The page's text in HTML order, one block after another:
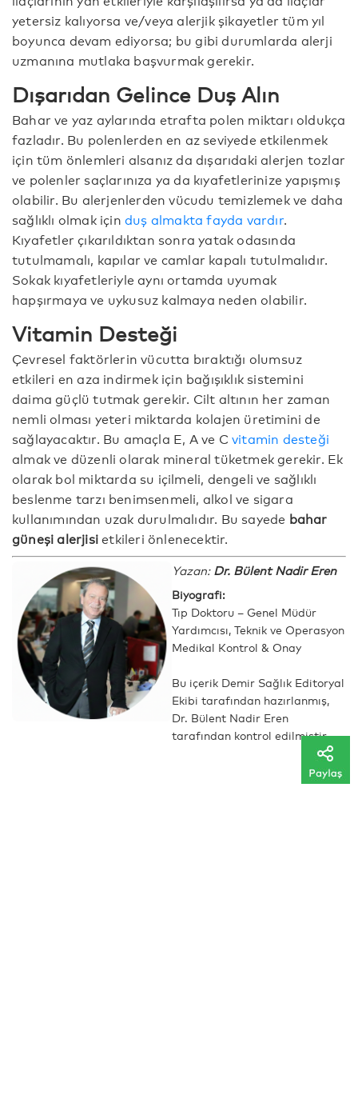
yetersiz kalıyorsa ve/veya alerjik şikayetler tüm yıl
boyunca devam ediyorsa; bu gibi durumlarda alerji
uzmanına mutlaka başvurmak gerekir.
Dışarıdan Gelince Duş Alın
Bahar ve yaz aylarında etrafta polen miktarı oldukça
fazladır. Bu polenlerden en az seviyede etkilenmek
için tüm önlemleri alsanız da dışarıdaki alerjen tozlar
ve polenler saçlarınıza ya da kıyafetlerinize yapışmış
olabilir. Bu alerjenlerden vücudu temizlemek ve daha
sağlıklı olmak için duş almakta fayda vardır.
Kıyafetler çıkarıldıktan sonra yatak odasında
tutulmamalı, kapılar ve camlar kapalı tutulmalıdır.
Sokak kıyafetleriyle aynı ortamda uyumak
hapşırmaya ve uykusuz kalmaya neden olabilir.
Vitamin Desteği
Çevresel faktörlerin vücutta bıraktığı olumsuz
etkileri en aza indirmek için bağışıklık sistemini
daima güçlü tutmak gerekir. Cilt altının her zaman
nemli olması yeteri miktarda kolajen üretimini de
sağlayacaktır. Bu amaçla E, A ve C vitamin desteği
almak ve düzenli olarak mineral tüketmek gerekir. Ek
olarak bol miktarda su içilmeli, dengeli ve sağlıklı
beslenme tarzı benimsenmeli, alkol ve sigara
kullanımından uzak durulmalıdır. Bu sayede bahar
güneşi alerjisietkileri önlenecektir.
Yazan: Dr. Bülent Nadir Eren
Biyografi:
Tıp Doktoru – Genel Müdür
Yardımcısı, Teknik ve Operasyon
Medikal Kontrol & Onay
Bu içerik Demir Sağlık Editoryal
Ekibi tarafından hazırlanmış,
Dr. Bülent Nadir Eren
tarafından kontrol edilmiştir.